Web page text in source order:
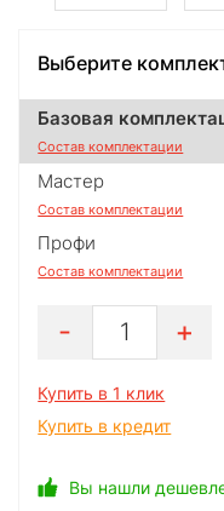
Выберите
Базовая
Состав комплектации
Мастер
Состав комплектации
Профи
Состав комплектации
1
Купить в 1 клик
Купить в кредит
Вы нашли